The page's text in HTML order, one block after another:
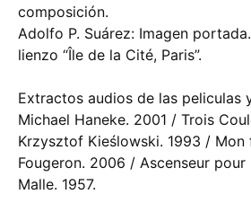
composición.
Adolfo P. Suárez: Imagen
lienzo “Île de la Cité, Paris”.
Extractos audios de las peliculas
Michael Haneke. 2001 / Trois
Krzysztof Kieślowski. 1993 / Mon
Fougeron. 2006 / Ascenseur pour
Malle. 1957.